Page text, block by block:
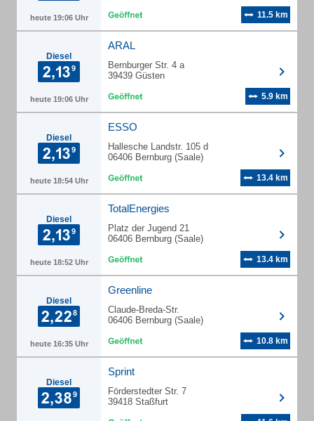
heute 19:06 Uhr 11.5 km
Diesel
heute 19:06 Uhr
ARAL
Bernburger Str. 4 a
39439 Güsten
5.9 km
Diesel
heute 18:54 Uhr
ESSO
Hallesche Landstr. 105 d
06406 Bernburg (Saale)
13.4 km
Diesel
heute 18:52 Uhr
TotalEnergies
Platz der Jugend 21
06406 Bernburg (Saale)
13.4 km
Diesel
heute 16:35 Uhr
Greenline
Claude-Breda-Str.
06406 Bernburg (Saale)
10.8 km
Diesel
Sprint
Förderstedter Str. 7
39418 Staßfurt